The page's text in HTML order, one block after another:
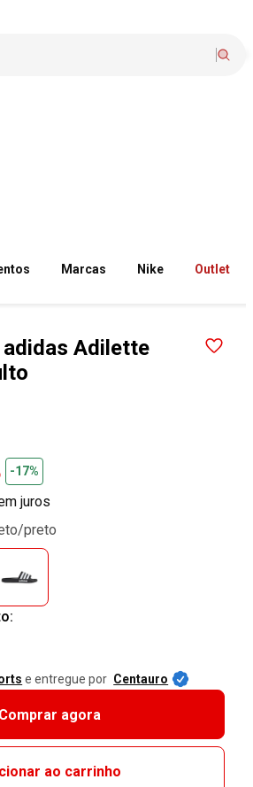
Marcas Nike Outlet
adidas Adilette
-17%
juros
preto
e entregue por Centauro
Comprar agora
ao carrinho